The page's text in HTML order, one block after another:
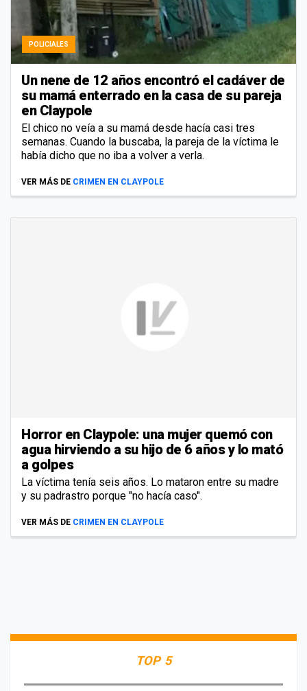
POLICIALES
Un nene de 12 años encontró el cadáver de
su mamá enterrado en la casa de su pareja
en Claypole
El chico no veía a su mamá desde hacía casi tres
semanas. Cuando la buscaba, la pareja de la víctima le
había dicho que no iba a volver a verla.
VER MÁS DE CRIMEN EN CLAYPOLE
Horror en Claypole: una mujer quemó con
agua hirviendo a su hijo de 6 años y lo mató
a golpes
La víctima tenía seis años. Lo mataron entre su madre
y su padrastro porque "no hacía caso".
VER MÁS DE CRIMEN EN CLAYPOLE
TOP 5